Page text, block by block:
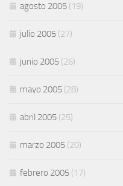
agosto 2005 (19)
julio 2005 (27)
junio 2005 (26)
mayo 2005 (28)
abril 2005 (25)
marzo 2005 (20)
febrero 2005 (17)